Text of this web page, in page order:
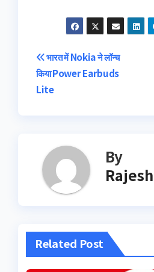
Post
navigation
भारत में Nokia ने लॉन्च
किया Power Earbuds
Lite
By
Related Post